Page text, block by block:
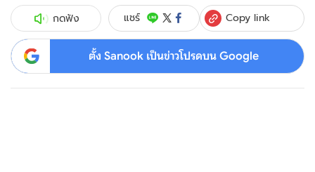
กดฟัง แชร์ Copy link
ตั้ง Sanook เป็นข่าวโปรดบน Google